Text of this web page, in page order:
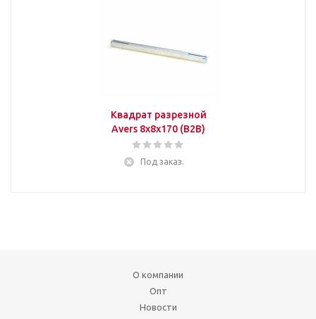
Квадрат разрезной
Avers 8x8x170 (B2B)
Под заказ.
О компании
Опт
Новости